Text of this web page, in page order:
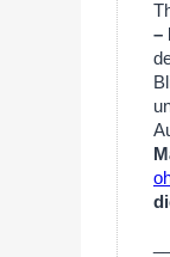
–